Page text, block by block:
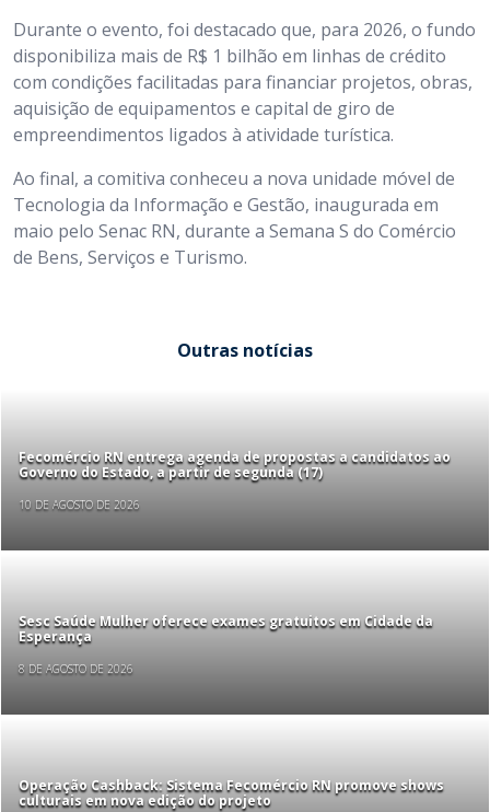
Durante o evento, foi destacado que, para 2026, o fundo
disponibiliza mais de R$ 1 bilhão em linhas de crédito
com condições facilitadas para financiar projetos, obras,
aquisição de equipamentos e capital de giro de
empreendimentos ligados à atividade turística.
Ao final, a comitiva conheceu a nova unidade móvel de
Tecnologia da Informação e Gestão, inaugurada em
maio pelo Senac RN, durante a Semana S do Comércio
de Bens, Serviços e Turismo.
Outras notícias
Fecomércio RN entrega agenda de propostas a candidatos ao
Governo do Estado, a partir de segunda (17)
10 DE AGOSTO DE 2026
Sesc Saúde Mulher oferece exames gratuitos em Cidade da
Esperança
8 DE AGOSTO DE 2026
Operação Cashback: Sistema Fecomércio RN promove shows
culturais em nova edição do projeto